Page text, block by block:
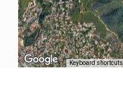
Keyboard shortcuts